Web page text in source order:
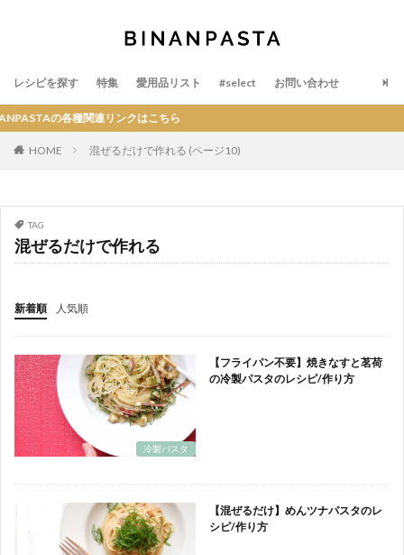
レシピを探す 特集 愛用品リスト #select お問い合わせ
の各種関連リンクはこちら
HOME 混ぜるだけで作れる (ページ10)
TAG
混ぜるだけで作れる
新着順 人気順
冷製パスタ
【フライパン不要】焼きなすと茗荷
の冷製パスタのレシピ/作り方
【混ぜるだけ】めんツナパスタのレ
シピ/作り方